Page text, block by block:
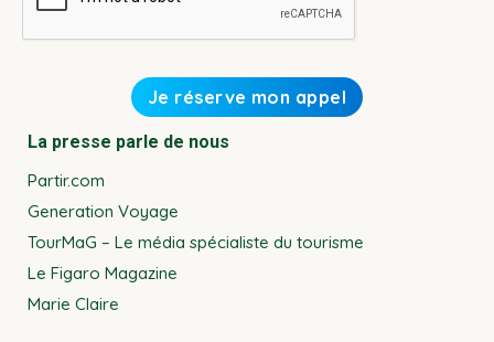
La presse parle de nous
Partir.com
Generation Voyage
TourMaG – Le média spécialiste du tourisme
Le Figaro Magazine
Marie Claire